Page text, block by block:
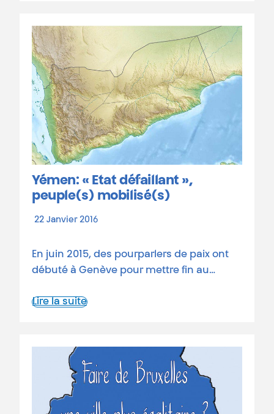
Yémen: « Etat défaillant »,
peuple(s) mobilisé(s)
22 Janvier 2016
En juin 2015, des pourparlers de paix ont
débuté à Genève pour mettre fin au…
Lire la suite